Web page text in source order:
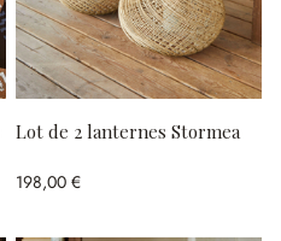
Lot de 2 lanternes Stormea
198,00 €